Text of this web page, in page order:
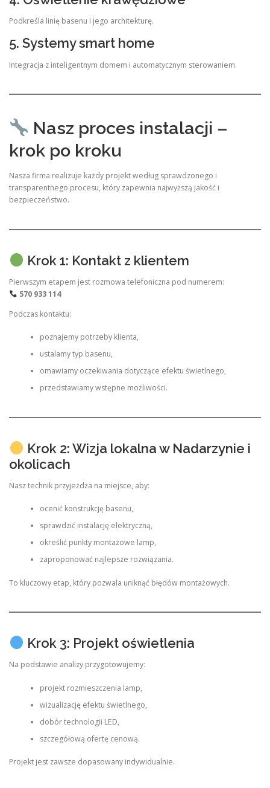
Podkreśla linię basenu i jego architekturę.
5. Systemy smart home
Integracja z inteligentnym domem i automatycznym sterowaniem.
Nasz proces instalacji –
krok po kroku
Nasza firma realizuje każdy projekt według sprawdzonego i
transparentnego procesu, który zapewnia najwyższą jakość i
bezpieczeństwo.
Krok 1: Kontakt z klientem
Pierwszym etapem jest rozmowa telefoniczna pod numerem:
570 933 114
Podczas kontaktu:
poznajemy potrzeby klienta,
ustalamy typ basenu,
omawiamy oczekiwania dotyczące efektu świetlnego,
przedstawiamy wstępne możliwości.
Krok 2: Wizja lokalna w Nadarzynie i
okolicach
Nasz technik przyjeżdża na miejsce, aby:
ocenić konstrukcję basenu,
sprawdzić instalację elektryczną,
określić punkty montażowe lamp,
zaproponować najlepsze rozwiązania.
To kluczowy etap, który pozwala uniknąć błędów montażowych.
Krok 3: Projekt oświetlenia
Na podstawie analizy przygotowujemy:
projekt rozmieszczenia lamp,
wizualizację efektu świetlnego,
dobór technologii LED,
szczegółową ofertę cenową.
Projekt jest zawsze dopasowany indywidualnie.